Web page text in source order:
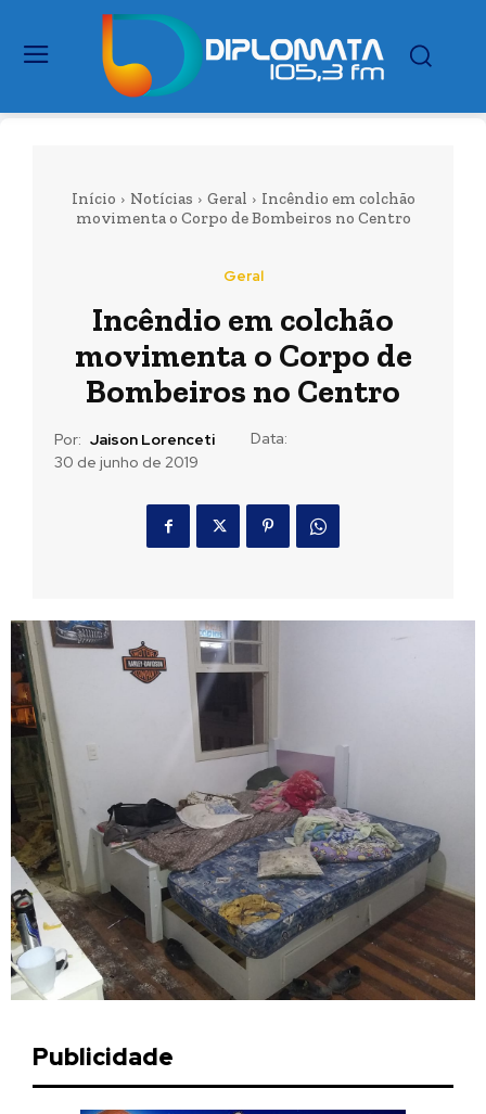
Início Notícias Geral
Incêndio em colchão
movimenta o Corpo de Bombeiros no Centro
Geral
Incêndio em colchão
movimenta o Corpo de
Bombeiros no Centro
Por: Jaison Lorenceti
Data:
30 de junho de 2019
Publicidade